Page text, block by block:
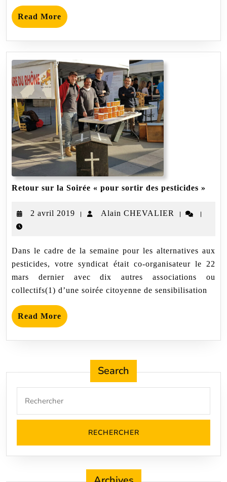
Read More Read
More
Retour sur la Soirée « pour sortir des pesticides »
des
2 avril 2019
2| Alain CHEVALIER
Alain
| |
Dans le cadre de la semaine pour les alternatives aux
pesticides, votre syndicat était co-organisateur le 22
mars dernier avec dix autres associations ou
collectifs(1) d’une soirée citoyenne de sensibilisation
Read More Read
More
Search
for: